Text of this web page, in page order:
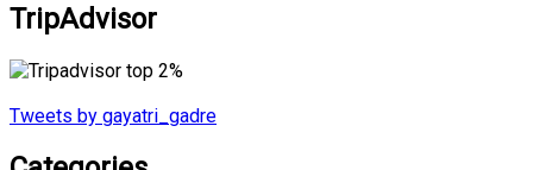
TripAdvisor
Tweets by gayatri_gadre